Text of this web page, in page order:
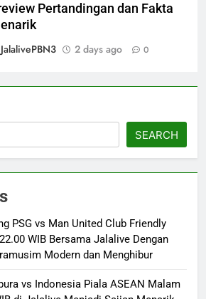
Pertandingan dan Fakta
JalalivePBN3
2 days ago 0
SEARCH
PSG vs Man United Club Friendly
WIB Bersama Jalalive Dengan
Modern dan Menghibur
vs Indonesia Piala ASEAN Malam